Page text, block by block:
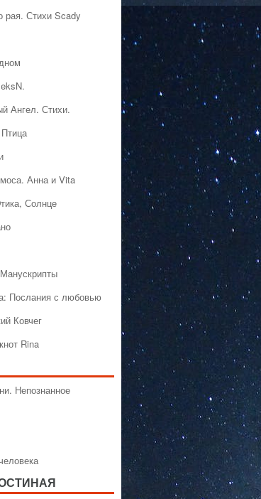
рая. Стихи Scady
Ангел. Стихи.
Анна и Vita
Солнце
Послания с любовью
Ковчег
Rina
Непознанное